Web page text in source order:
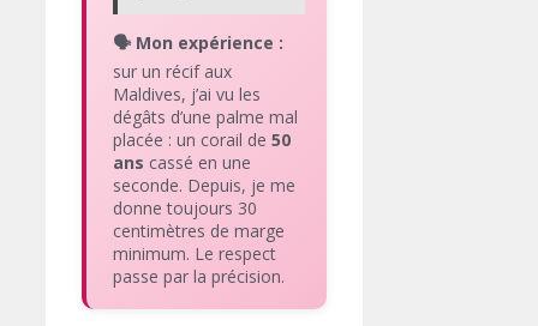
🗣️ Mon expérience :
sur un récif aux
Maldives, j’ai vu les
dégâts d’une palme mal
placée : un corail de 50
ans cassé en une
seconde. Depuis, je me
donne toujours 30
centimètres de marge
minimum. Le respect
passe par la précision.